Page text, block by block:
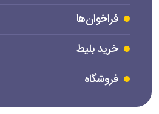
فراخوان‌ها
خرید بلیط
فروشگاه